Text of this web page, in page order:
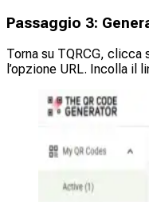
Passaggio 3:
Torna su TQRCG, clicca
l’opzione URL. Incolla il